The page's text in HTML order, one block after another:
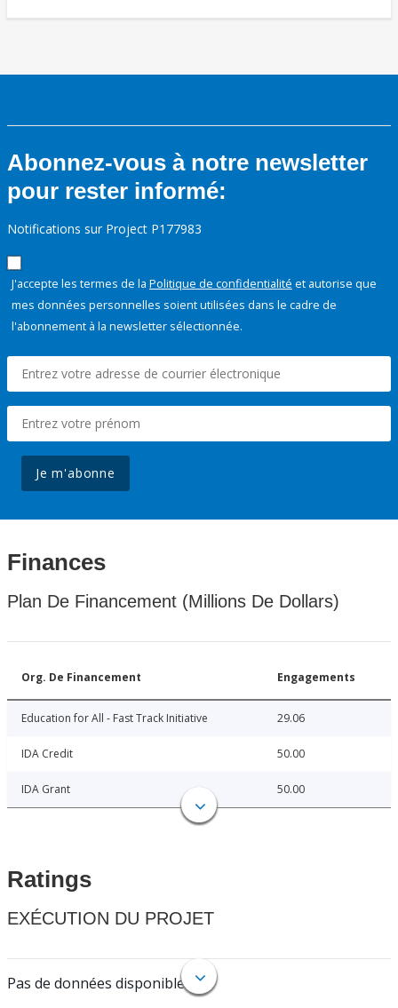
Abonnez-vous à notre newsletter
pour rester informé:
Notifications sur Project P177983
J'accepte les termes de la Politique de confidentialité et autorise que
mes données personnelles soient utilisées dans le cadre de
l'abonnement à la newsletter sélectionnée.
Je m'abonne
Finances
Plan De Financement (Millions De Dollars)
Org. De Financement Engagements
Education for All - Fast Track Initiative 29.06
IDA Credit 50.00
IDA Grant 50.00
Ratings
EXÉCUTION DU PROJET
Pas de données disponibles.